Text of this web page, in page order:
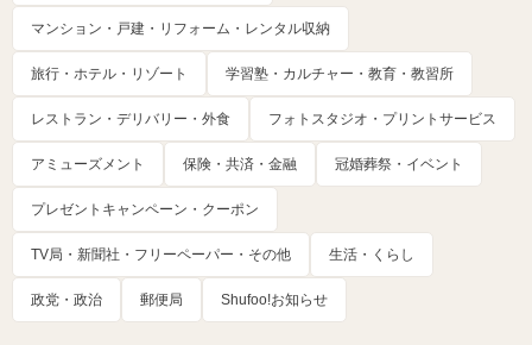
マンション・戸建・リフォーム・レンタル収納
旅行・ホテル・リゾート 学習塾・カルチャー・教育・教習所
レストラン・デリバリー・外食 フォトスタジオ・プリントサービス
アミューズメント 保険・共済・金融 冠婚葬祭・イベント
プレゼントキャンペーン・クーポン
TV局・新聞社・フリーペーパー・その他 生活・くらし
政党・政治 郵便局 Shufoo!お知らせ